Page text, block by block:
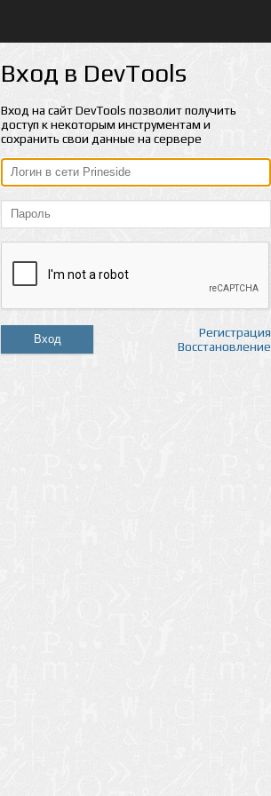
Вход в DevTools
Вход на сайт DevTools позволит получить
доступ к некоторым инструментам и
сохранить свои данные на сервере
Вход
Регистрация
Восстановление